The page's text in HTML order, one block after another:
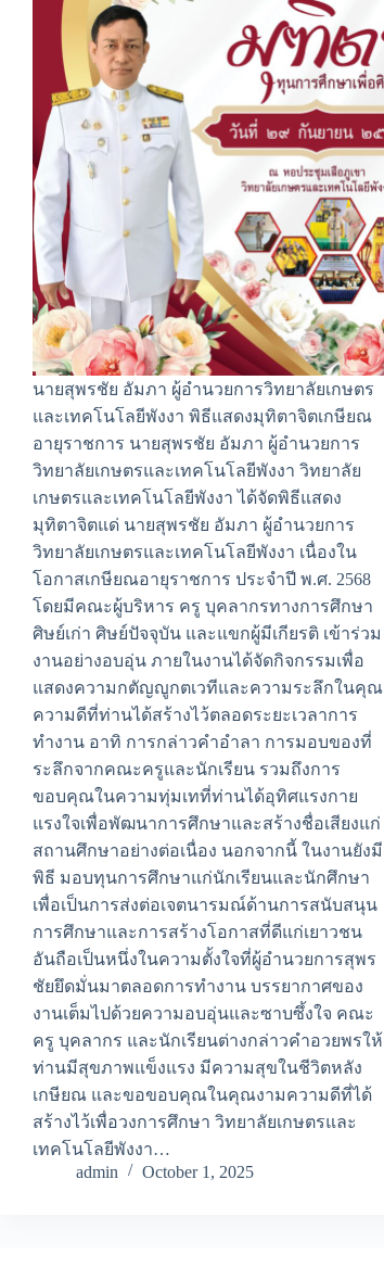
นายสุพรชัย อัมภา ผู้อำนวยการวิทยาลัยเกษตร
และเทคโนโลยีพังงา พิธีแสดงมุทิตาจิตเกษียณ
อายุราชการ นายสุพรชัย อัมภา ผู้อำนวยการ
วิทยาลัยเกษตรและเทคโนโลยีพังงา วิทยาลัย
เกษตรและเทคโนโลยีพังงา ได้จัดพิธีแสดง
มุทิตาจิตแด่ นายสุพรชัย อัมภา ผู้อำนวยการ
วิทยาลัยเกษตรและเทคโนโลยีพังงา เนื่องใน
โอกาสเกษียณอายุราชการ ประจำปี พ.ศ. 2568
โดยมีคณะผู้บริหาร ครู บุคลากรทางการศึกษา
ศิษย์เก่า ศิษย์ปัจจุบัน และแขกผู้มีเกียรติ เข้าร่วม
งานอย่างอบอุ่น ภายในงานได้จัดกิจกรรมเพื่อ
แสดงความกตัญญูกตเวทีและความระลึกในคุณ
ความดีที่ท่านได้สร้างไว้ตลอดระยะเวลาการ
ทำงาน อาทิ การกล่าวคำอำลา การมอบของที่
ระลึกจากคณะครูและนักเรียน รวมถึงการ
ขอบคุณในความทุ่มเทที่ท่านได้อุทิศแรงกาย
แรงใจเพื่อพัฒนาการศึกษาและสร้างชื่อเสียงแก่
สถานศึกษาอย่างต่อเนื่อง นอกจากนี้ ในงานยังมี
พิธี มอบทุนการศึกษาแก่นักเรียนและนักศึกษา
เพื่อเป็นการส่งต่อเจตนารมณ์ด้านการสนับสนุน
การศึกษาและการสร้างโอกาสที่ดีแก่เยาวชน
อันถือเป็นหนึ่งในความตั้งใจที่ผู้อำนวยการสุพร
ชัยยึดมั่นมาตลอดการทำงาน บรรยากาศของ
งานเต็มไปด้วยความอบอุ่นและซาบซึ้งใจ คณะ
ครู บุคลากร และนักเรียนต่างกล่าวคำอวยพรให้
ท่านมีสุขภาพแข็งแรง มีความสุขในชีวิตหลัง
เกษียณ และขอขอบคุณในคุณงามความดีที่ได้
สร้างไว้เพื่อวงการศึกษา วิทยาลัยเกษตรและ
เทคโนโลยีพังงา…
admin
October 1, 2025